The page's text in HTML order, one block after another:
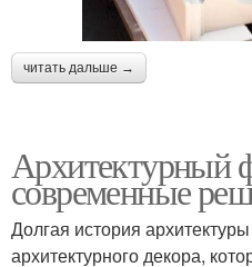
читать дальше →
Архитектурный
современные
Долгая история
архитектурного декора,